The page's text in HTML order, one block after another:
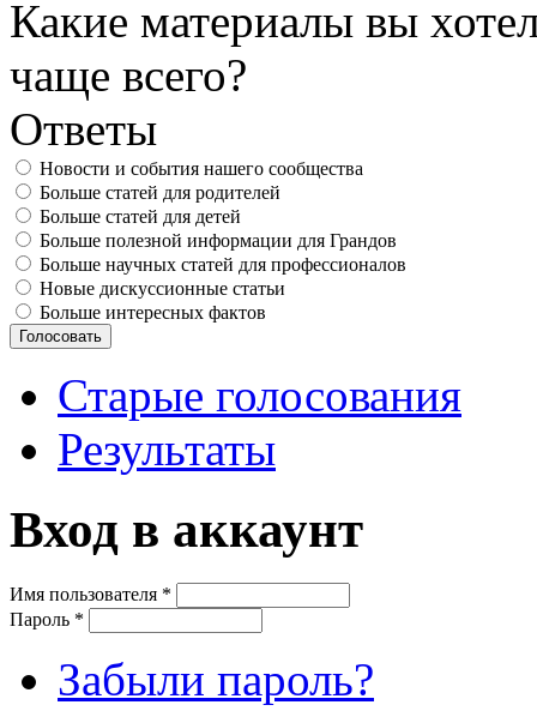
Какие материалы вы
чаще всего?
Ответы
Новости и события нашего сообщества
Больше статей для родителей
Больше статей для детей
Больше полезной информации для Грандов
Больше научных статей для профессионалов
Новые дискуссионные статьи
Больше интересных фактов
Старые голосования
Результаты
Вход в аккаунт
Имя пользователя *
Пароль *
Забыли пароль?